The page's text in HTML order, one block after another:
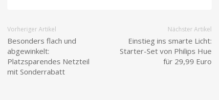
Vorheriger Artikel
Besonders flach und
abgewinkelt:
Platzsparendes Netzteil
mit Sonderrabatt
Nächster Artikel
Einstieg ins smarte Licht:
Starter-Set von Philips Hue
für 29,99 Euro